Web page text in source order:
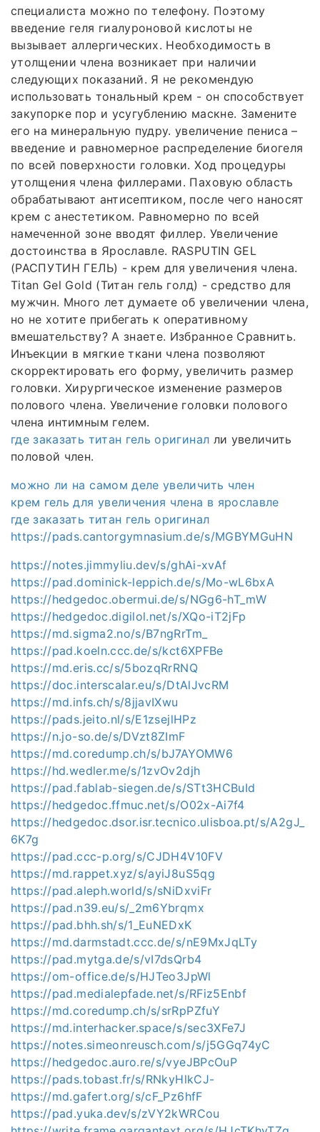
специалиста можно по телефону. Поэтому
введение геля гиалуроновой кислоты не
вызывает аллергических. Необходимость в
утолщении члена возникает при наличии
следующих показаний. Я не рекомендую
использовать тональный крем - он способствует
закупорке пор и усугублению маскне. Замените
его на минеральную пудру. увеличение пениса –
введение и равномерное распределение биогеля
по всей поверхности головки. Ход процедуры
утолщения члена филлерами. Паховую область
обрабатывают антисептиком, после чего наносят
крем с анестетиком. Равномерно по всей
намеченной зоне вводят филлер. Увеличение
достоинства в Ярославле. RASPUTIN GEL
(РАСПУТИН ГЕЛЬ) - крем для увеличения члена.
Titan Gel Gold (Титан гель голд) - средство для
мужчин. Много лет думаете об увеличении члена,
но не хотите прибегать к оперативному
вмешательству? А знаете. Избранное Сравнить.
Инъекции в мягкие ткани члена позволяют
скорректировать его форму, увеличить размер
головки. Хирургическое изменение размеров
полового члена. Увеличение головки полового
члена интимным гелем.
где заказать титан гель оригинал ли увеличить
половой член.
можно ли на самом деле увеличить член
крем гель для увеличения члена в ярославле
где заказать титан гель оригинал
https://pads.cantorgymnasium.de/s/MGBYMGuHN
https://notes.jimmyliu.dev/s/ghAi-xvAf
https://pad.dominick-leppich.de/s/Mo-wL6bxA
https://hedgedoc.obermui.de/s/NGg6-hT_mW
https://hedgedoc.digilol.net/s/XQo-iT2jFp
https://md.sigma2.no/s/B7ngRrTm_
https://pad.koeln.ccc.de/s/kct6XPFBe
https://md.eris.cc/s/5bozqRrRNQ
https://doc.interscalar.eu/s/DtAlJvcRM
https://md.infs.ch/s/8jjavIXwu
https://pads.jeito.nl/s/E1zsejlHPz
https://n.jo-so.de/s/DVzt8ZImF
https://md.coredump.ch/s/bJ7AYOMW6
https://hd.wedler.me/s/1zvOv2djh
https://pad.fablab-siegen.de/s/STt3HCBuId
https://hedgedoc.ffmuc.net/s/O02x-Ai7f4
https://hedgedoc.dsor.isr.tecnico.ulisboa.pt/s/A2gJ_
6K7g
https://pad.ccc-p.org/s/CJDH4V10FV
https://md.rappet.xyz/s/ayiJ8uS5qg
https://pad.aleph.world/s/sNiDxviFr
https://pad.n39.eu/s/_2m6Ybrqmx
https://pad.bhh.sh/s/1_EuNEDxK
https://md.darmstadt.ccc.de/s/nE9MxJqLTy
https://pad.mytga.de/s/vI7dsQrb4
https://om-office.de/s/HJTeo3JpWl
https://pad.medialepfade.net/s/RFiz5Enbf
https://md.coredump.ch/s/srRpPZfuY
https://md.interhacker.space/s/sec3XFe7J
https://notes.simeonreusch.com/s/j5GGq74yC
https://hedgedoc.auro.re/s/vyeJBPcOuP
https://pads.tobast.fr/s/RNkyHlkCJ-
https://md.gafert.org/s/cF_Pz6hfF
https://pad.yuka.dev/s/zVY2kWRCou